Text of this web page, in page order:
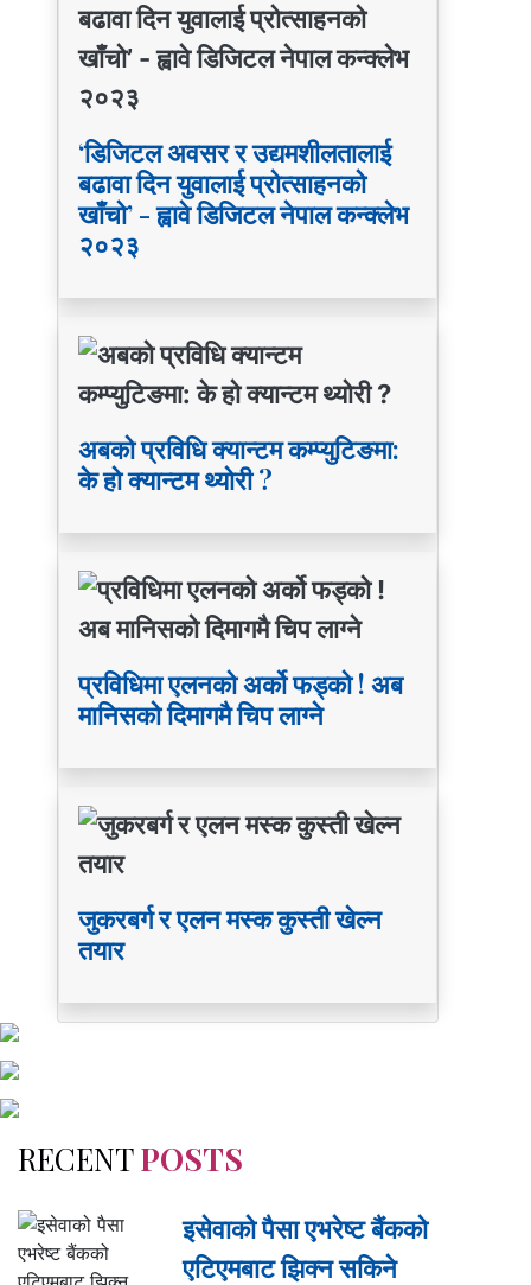
‘डिजिटल अवसर र उद्यमशीलतालाई
बढावा दिन युवालाई प्रोत्साहनको
खाँचो’ - ह्वावे डिजिटल नेपाल कन्क्लेभ
२०२३
अबको प्रविधि क्यान्टम कम्प्युटिङमा:
के हो क्यान्टम थ्योरी ?
प्रविधिमा एलनको अर्को फड्को ! अब
मानिसको दिमागमै चिप लाग्ने
जुकरबर्ग र एलन मस्क कुस्ती खेल्न
तयार
RECENTPOSTS
इसेवाको पैसा एभरेष्ट बैंकको
एटिएमबाट झिक्न सकिने